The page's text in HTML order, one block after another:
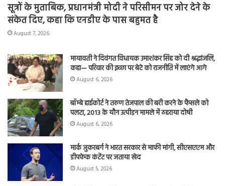
सूत्रों के मुताबिक, प्रधानमंत्री मोदी ने परिसीमन पर जोर देने के
संकेत दिए, कहा कि एनडीए के पास बहुमत है
August 7, 2026
मायावती ने दिवंगत विधायक उमाशंकर सिंह को दी श्रद्धांजलि,
कहा— परिवार की इच्छा पर बेटे को राजनीति में लाएंगे आगे
August 6, 2026
बॉम्बे हाईकोर्ट ने तरुण तेजपाल की बरी करने के फैसले को
पलटा, 2013 के यौन उत्पीड़न मामले में ठहराया दोषी
August 6, 2026
मार्क जुकरबर्ग ने भारत सरकार से माफी मांगी, सीएसएएम और
डीपफेक कंटेंट पर जताया खेद
August 5, 2026